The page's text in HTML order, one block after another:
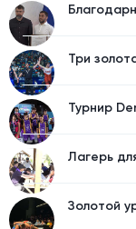
Три
Турнир
Лагерь
Золотой